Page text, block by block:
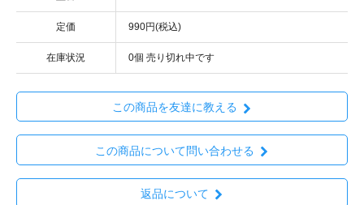
定価 990円(税込)
在庫状況 0個 売り切れ中です
この商品を友達に教える
この商品について問い合わせる
返品について